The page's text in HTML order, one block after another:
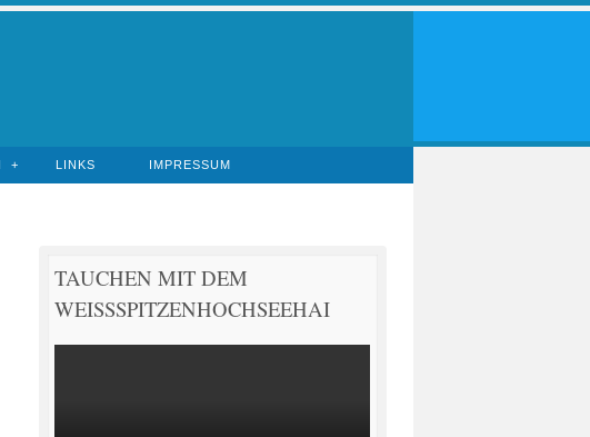
LINKS IMPRESSUM
TAUCHEN MIT DEM
WEISSSPITZENHOCHSEEHAI